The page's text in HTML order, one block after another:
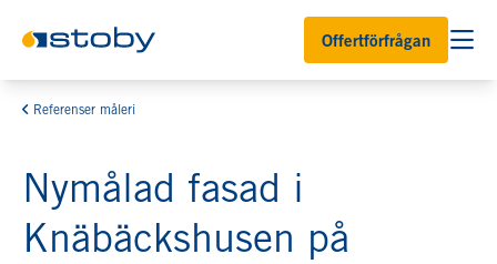
Offertförfrågan
Referenser måleri
Nymålad fasad i
Knäbäckshusen på